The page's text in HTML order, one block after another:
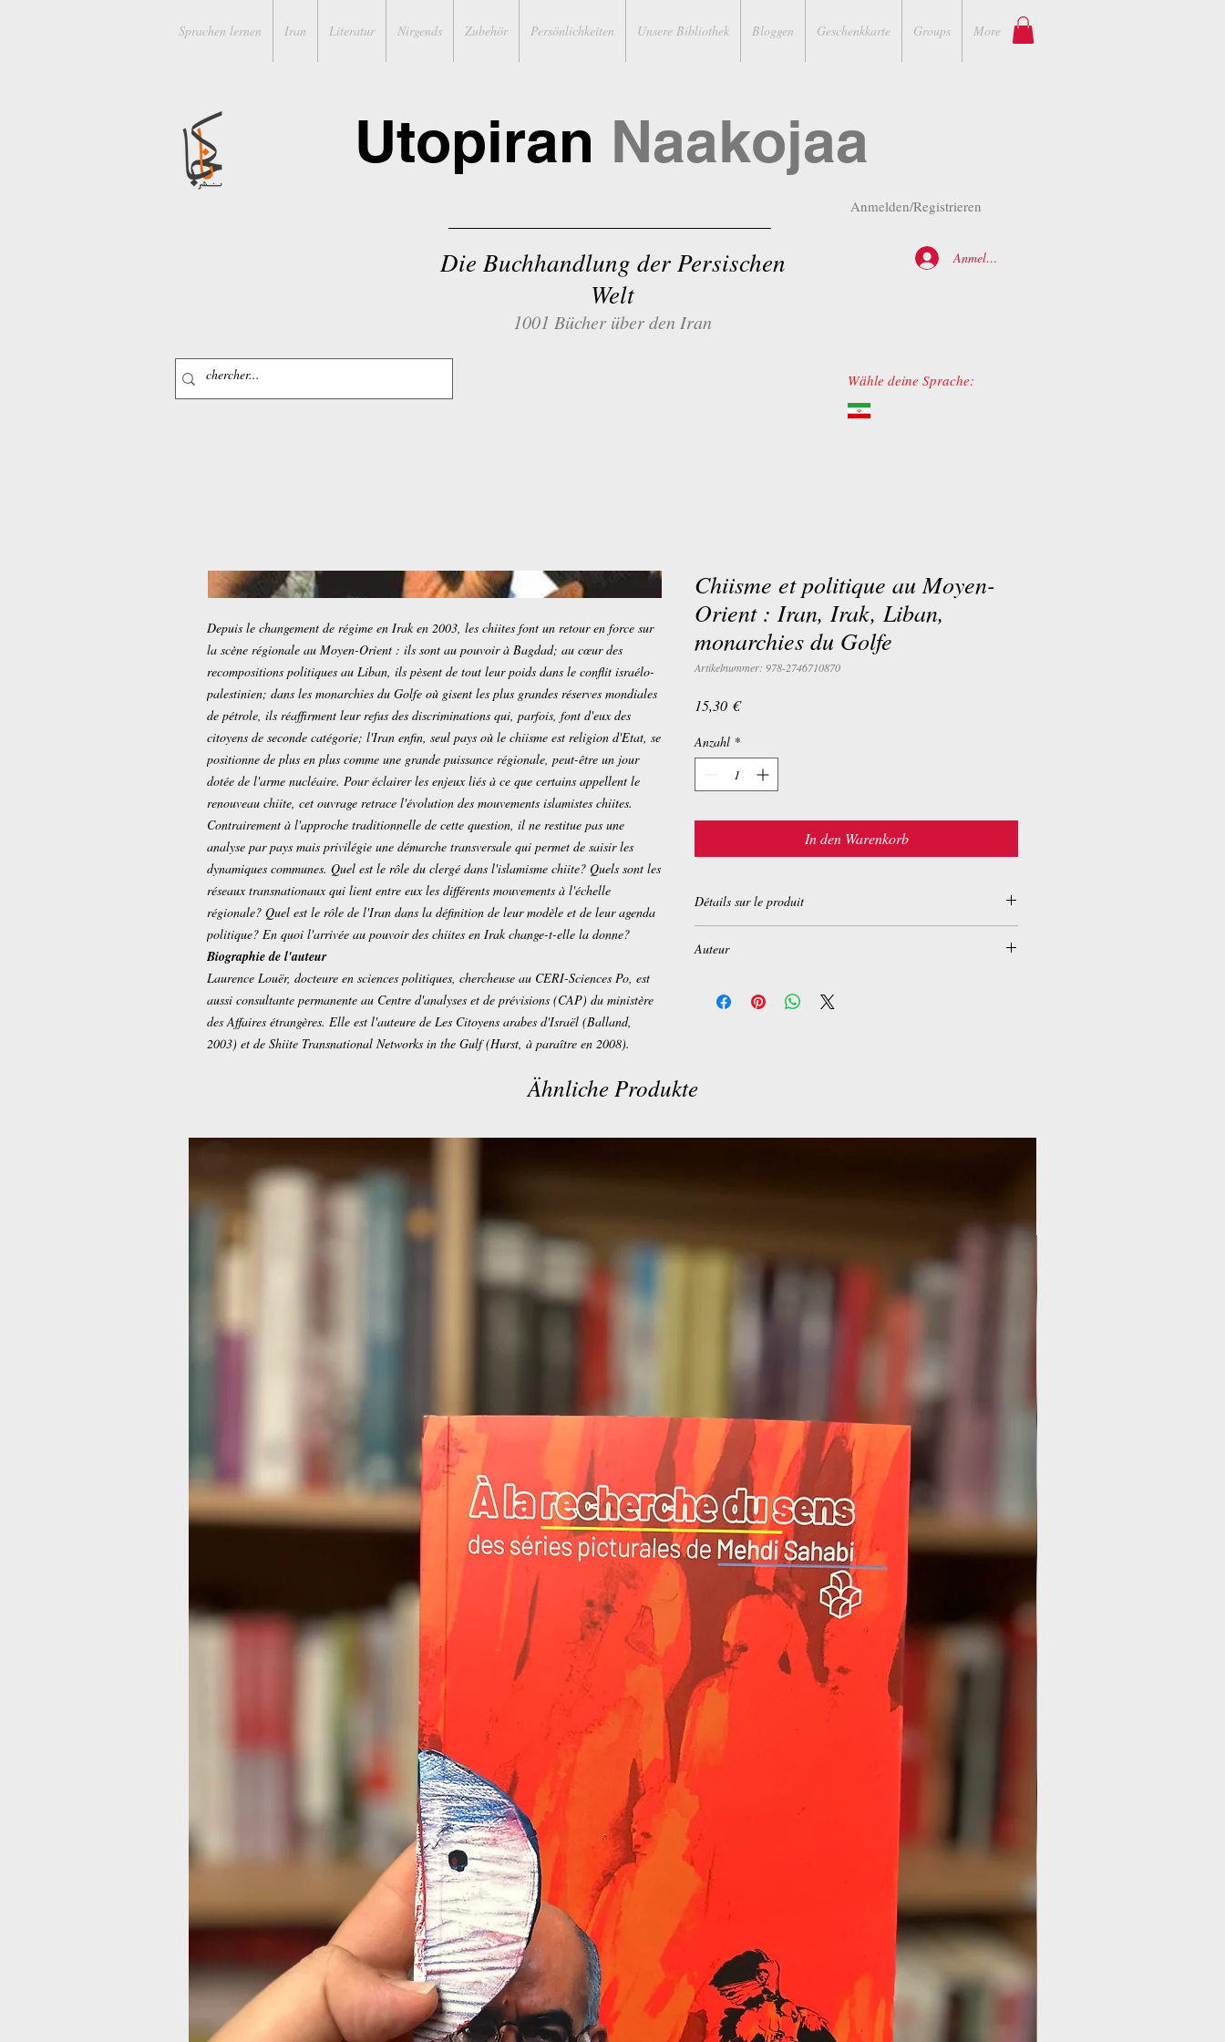
Sprachen lernen Iran Literatur Nirgends Zubehör Persönlichkeiten Unsere Bibliothek Bloggen Geschenkkarte Groups More
Anmelden/Registrieren
Utopiran Naakojaa
Die Buchhandlung der Persischen
Welt
Anmelden
1001 Bücher über den Iran
Wähle deine Sprache:
Depuis le changement de régime en Irak en 2003, les chiites font un retour en force sur
la scène régionale au Moyen-Orient : ils sont au pouvoir à Bagdad; au cœur des
recompositions politiques au Liban, ils pèsent de tout leur poids dans le conflit israélo-
palestinien; dans les monarchies du Golfe où gisent les plus grandes réserves mondiales
de pétrole, ils réaffirment leur refus des discriminations qui, parfois, font d'eux des
citoyens de seconde catégorie; l'Iran enfin, seul pays où le chiisme est religion d'Etat, se
positionne de plus en plus comme une grande puissance régionale, peut-être un jour
dotée de l'arme nucléaire. Pour éclairer les enjeux liés à ce que certains appellent le
renouveau chiite, cet ouvrage retrace l'évolution des mouvements islamistes chiites.
Contrairement à l'approche traditionnelle de cette question, il ne restitue pas une
analyse par pays mais privilégie une démarche transversale qui permet de saisir les
dynamiques communes. Quel est le rôle du clergé dans l'islamisme chiite? Quels sont les
réseaux transnationaux qui lient entre eux les différents mouvements à l'échelle
régionale? Quel est le rôle de l'Iran dans la définition de leur modèle et de leur agenda
politique? En quoi l'arrivée au pouvoir des chiites en Irak change-t-elle la donne?
Biographie de l'auteur
Laurence Louër, docteure en sciences politiques, chercheuse au CERI-Sciences Po, est
aussi consultante permanente au Centre d'analyses et de prévisions (CAP) du ministère
des Affaires étrangères. Elle est l'auteure de Les Citoyens arabes d'Israël (Balland,
2003) et de Shiite Transnational Networks in the Gulf (Hurst, à paraître en 2008).
Chiisme et politique au Moyen-
Orient : Iran, Irak, Liban,
monarchies du Golfe
Artikelnummer: 978-2746710870
15,30 €Preis
Anzahl *
In den Warenkorb
Détails sur le produit
Editeur :
Langue : Français
2746710870
Auteur
Ähnliche Produkte